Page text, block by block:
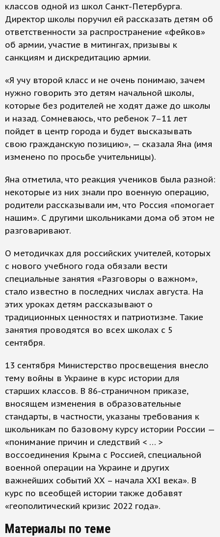
классов одной из школ Санкт-Петербурга.
Директор школы поручил ей рассказать детям об
ответственности за распространение «фейков»
об армии, участие в митингах, призывы к
санкциям и дискредитацию армии.
«Я учу второй класс и не очень понимаю, зачем
нужно говорить это детям начальной школы,
которые без родителей не ходят даже до школы
и назад. Сомневаюсь, что ребенок 7–11 лет
пойдет в центр города и будет высказывать
свою гражданскую позицию», — сказала Яна (имя
изменено по просьбе учительницы).
Яна отметила, что реакция учеников была разной:
некоторые из них знали про военную операцию,
родители рассказывали им, что Россия «помогает
нашим». С другими школьниками дома об этом не
разговаривают.
О методичках для российских учителей, которых
с нового учебного года обязали вести
специальные занятия «Разговоры о важном»,
стало известно в последних числах августа. На
этих уроках детям рассказывают о
традиционных ценностях и патриотизме. Такие
занятия проводятся во всех школах с 5
сентября.
13 сентября Министерство просвещения внесло
тему войны в Украине в курс истории для
старших классов. В 86-страничном приказе,
вносящем изменения в образовательные
стандарты, в частности, указаны требования к
школьникам по базовому курсу истории России —
«понимание причин и следствий < … >
воссоединения Крыма с Россией, специальной
военной операции на Украине и других
важнейших событий XX – начала XXI века». В
курс по всеобщей истории также добавят
«геополитический кризис 2022 года».
Материалы по теме